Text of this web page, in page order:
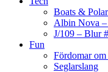
Boats &
Albin Nova –
J/109 – Blur
Fun
Fördomar om
Seglarslang